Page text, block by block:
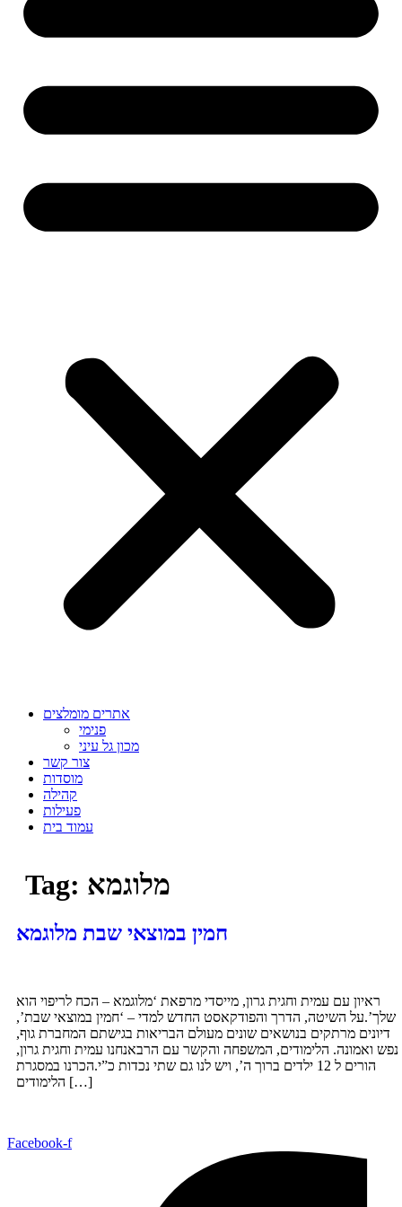
אתרים מומלצים
פנימי
מכון גל עיני
צור קשר
מוסדות
קהילה
פעילות
עמוד בית
Tag: מלוגמא
חמין במוצאי שבת מלוגמא
ראיון עם עמית וחגית גרון, מייסדי מרפאת ‘מלוגמא – הכח לריפוי הוא
שלך’.על השיטה, הדרך והפודקאסט החדש למדי – ‘חמין במוצאי שבת’,
דיונים מרתקים בנושאים שונים מעולם הבריאות בגישתם המחברת גוף,
נפש ואמונה. הלימודים, המשפחה והקשר עם הרבאנחנו עמית וחגית גרון,
הורים ל 12 ילדים ברוך ה’, ויש לנו גם שתי נכדות כ”י.הכרנו במסגרת
הלימודים […]
Facebook-f